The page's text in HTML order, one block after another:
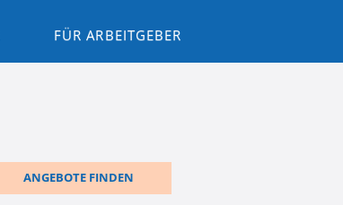
FÜR ARBEITGEBER
ANGEBOTE FINDEN